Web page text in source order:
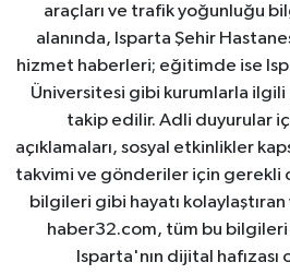
araçları ve trafik yoğunluğu
alanında, Isparta Şehir
hizmet haberleri; eğitimde ise
Üniversitesi gibi kurumlarla
takip edilir. Adli duyurular
açıklamaları, sosyal etkinlikler
takvimi ve gönderiler için gerekli
bilgileri gibi hayatı
haber32.com, tüm bu
Isparta'nın dijital hafızası